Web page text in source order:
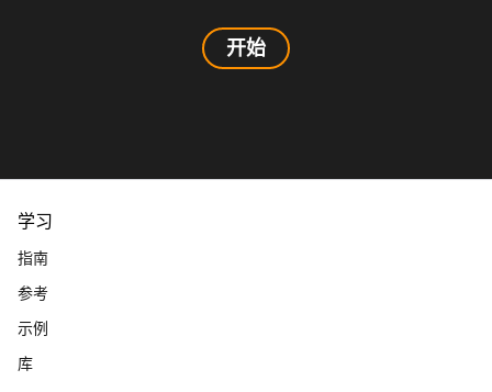
开始
学习
指南
参考
示例
库